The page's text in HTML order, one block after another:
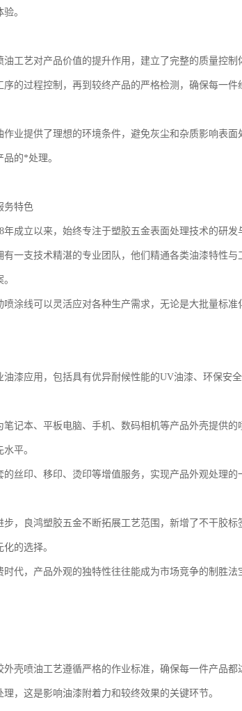
。
油工艺对产品价值的提升作用，建立了完整的质量控制
序的过程控制，再到较终产品的严格检测，确保每一
业提供了理想的环境条件，避免灰尘和杂质影响表
的*处理。
务特色
年成立以来，始终专注于塑胶五金表面处理技术的研发
一支技术精湛的专业团队，他们精通各类油漆特性
喷涂线可以灵活应对各种生产需求，无论是大批量标
漆应用，包括具有优异耐候性能的UV油漆、环保安
记本、平板电脑、手机、数码相机等产品外壳提供
平。
的丝印、移印、烫印等增值服务，实现产品外观处理的
步，良鸿塑胶五金不断拓展工艺范围，新增了不干胶
的选择。
代，产品外观的独特性往往能成为市场竞争的制胜
外壳喷油工艺遵循严格的作业标准，确保每一件产品都
，这是影响油漆附着力和较终效果的关键环节。